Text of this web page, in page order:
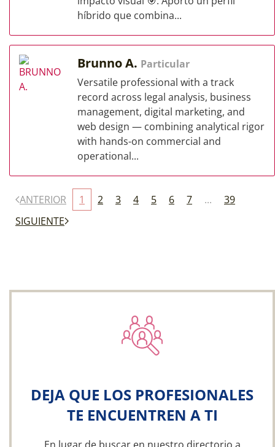
híbrido que combina...
Brunno A. Particular
Versatile professional with a track
record across legal analysis, business
management, digital marketing, and
web design — combining analytical rigor
with hands-on commercial and
operational...
ANTERIOR 1 2 3 4 5 6 7 ...
39
SIGUIENTE
DEJA QUE LOS PROFESIONALES
TE ENCUENTREN A TI